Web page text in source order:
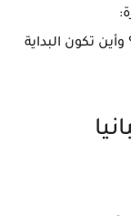
توجد فرص حقيقية للمهاجرين في 2026؟ وأين تكون البداية